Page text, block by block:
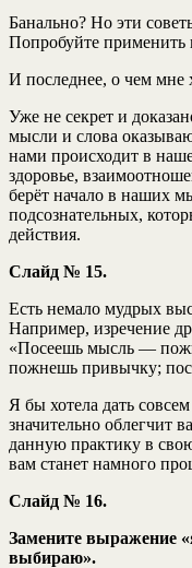
Банально? Но эти
Попробуйте применить
И последнее, о чем мне
Уже не секрет и
мысли и слова
нами происходит в
здоровье,
берёт начало в наших
подсознательных,
действия.
Слайд № 15.
Есть немало мудрых
Например, изречение
«Посеешь мысль —
пожнешь привычку;
Я бы хотела дать
значительно облегчит
данную практику в
вам станет намного
Слайд № 16.
Замените выражение
выбираю».